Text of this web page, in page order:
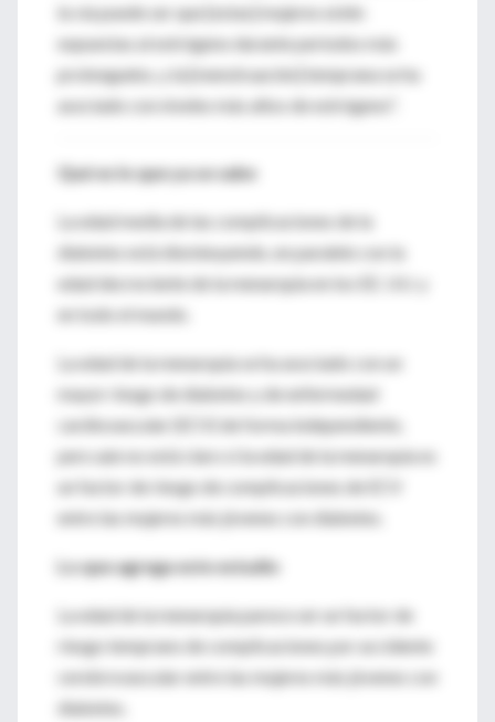
la vía puede ser que [estas] mujeres estén
expuestas al estrógeno durante períodos más
prolongados, y la [menstruación] temprana se ha
asociado con niveles más altos de estrógeno".
Qué es lo que ya se sabe
La edad media de las complicaciones de la
diabetes está disminuyendo, en paralelo con la
edad decreciente de la menarquia en los EE. UU. y
en todo el mundo.
La edad de la menarquia se ha asociado con un
mayor riesgo de diabetes y de enfermedad
cardiovascular (ECV) de forma independiente,
pero aún no está claro si la edad de la menarquia es
un factor de riesgo de complicaciones de ECV
entre las mujeres más jóvenes con diabetes.
Lo que agrega este estudio
La edad de la menarquia parece ser un factor de
riesgo temprano de complicaciones por accidente
cerebrovascular entre las mujeres más jóvenes con
diabetes.